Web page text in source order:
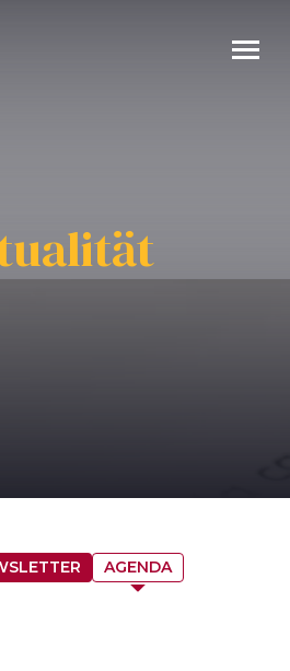
AGENDA